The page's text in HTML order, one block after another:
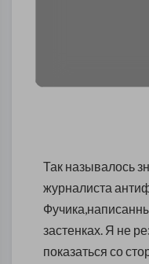
Так называлось
журналиста
застенках. Я не
показаться со